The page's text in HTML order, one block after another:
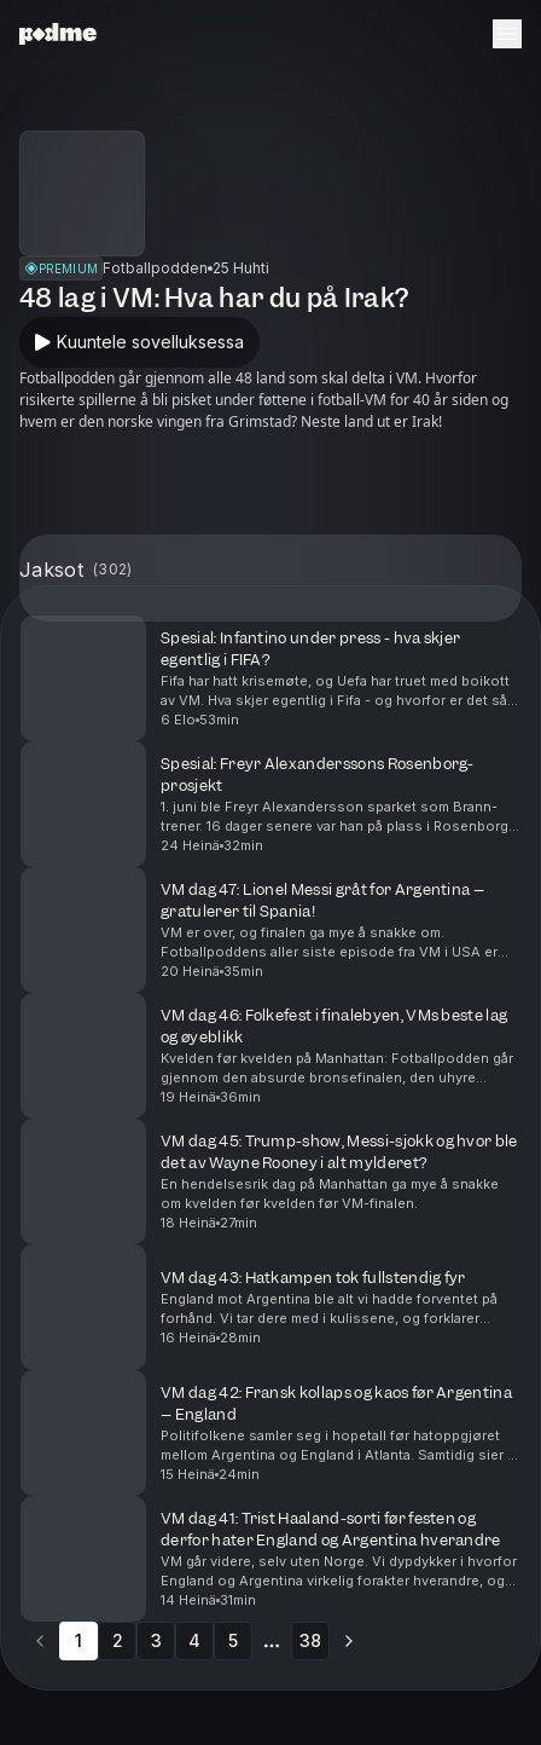
PREMIUM Fotballpodden 25 Huhti
48 lag i VM: Hva har du på Irak?
Kuuntele sovelluksessa
Fotballpodden går gjennom alle 48 land som skal delta i VM. Hvorfor
risikerte spillerne å bli pisket under føttene i fotball-VM for 40 år siden og
hvem er den norske vingen fra Grimstad? Neste land ut er Irak!
Jaksot (302)
Spesial: Infantino under press - hva skjer
egentlig i FIFA?
Fifa har hatt krisemøte, og Uefa har truet med boikott
av VM. Hva skjer egentlig i Fifa - og hvorfor er det så
steile fronter?
6 Elo 53min
Spesial: Freyr Alexanderssons Rosenborg-
prosjekt
1. juni ble Freyr Alexandersson sparket som Brann-
trener. 16 dager senere var han på plass i Rosenborg. I
denne episoden snakker Alexandersson om hvordan
24 Heinä 32min
VM dag 47: Lionel Messi gråt for Argentina –
gratulerer til Spania!
VM er over, og finalen ga mye å snakke om.
Fotballpoddens aller siste episode fra VM i USA er
herved servert. Tusen takk for følget!
20 Heinä 35min
VM dag 46: Folkefest i finalebyen, VMs beste lag
og øyeblikk
Kvelden før kvelden på Manhattan: Fotballpodden går
gjennom den absurde bronsefinalen, den uhyre
spennende finalen og VMs beste lag, øyeblikk og
19 Heinä 36min
VM dag 45: Trump-show, Messi-sjokk og hvor ble
det av Wayne Rooney i alt mylderet?
En hendelsesrik dag på Manhattan ga mye å snakke
om kvelden før kvelden før VM-finalen.
18 Heinä 27min
VM dag 43: Hatkampen tok fullstendig fyr
England mot Argentina ble alt vi hadde forventet på
forhånd. Vi tar dere med i kulissene, og forklarer
hvorfor Lionel Messi og Argentina er finaleklare.
16 Heinä 28min
VM dag 42: Fransk kollaps og kaos før Argentina
– England
Politifolkene samler seg i hopetall før hatoppgjøret
mellom Argentina og England i Atlanta. Samtidig sier vi
farvel til Frankrike, og erkjenner at Spania har lurt oss
15 Heinä 24min
VM dag 41: Trist Haaland-sorti før festen og
derfor hater England og Argentina hverandre
VM går videre, selv uten Norge. Vi dypdykker i hvorfor
England og Argentina virkelig forakter hverandre, og
føltes det ikke som at den største stjernen manglet på
Slottsplassen?
14 Heinä 31min
1 2 3 4 5 38